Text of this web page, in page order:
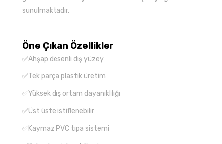
sunulmaktadır.
Öne Çıkan Özellikler
✅Ahşap desenli dış yüzey
✅Tek parça plastik üretim
✅Yüksek dış ortam dayanıklılığı
✅Üst üste istiflenebilir
✅Kaymaz PVC tıpa sistemi